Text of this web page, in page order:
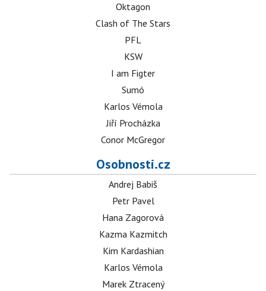
Oktagon
Clash of The Stars
PFL
KSW
I am Figter
Sumó
Karlos Vémola
Jiří Procházka
Conor McGregor
Osobnosti.cz
Andrej Babiš
Petr Pavel
Hana Zagorová
Kazma Kazmitch
Kim Kardashian
Karlos Vémola
Marek Ztracený